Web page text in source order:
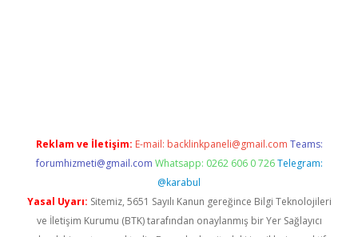
Reklam ve İletişim: E-mail: backlinkpaneli@gmail.com Teams:
forumhizmeti@gmail.com Whatsapp: 0262 606 0 726 Telegram:
@karabul
Yasal Uyarı: Sitemiz, 5651 Sayılı Kanun gereğince Bilgi Teknolojileri
ve İletişim Kurumu (BTK) tarafından onaylanmış bir Yer Sağlayıcı